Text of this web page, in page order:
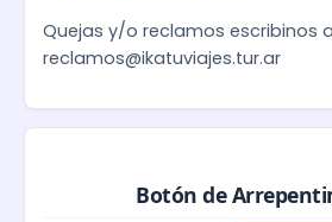
Quejas y/o reclamos escribinos
reclamos@ikatuviajes.tur.ar
Botón de